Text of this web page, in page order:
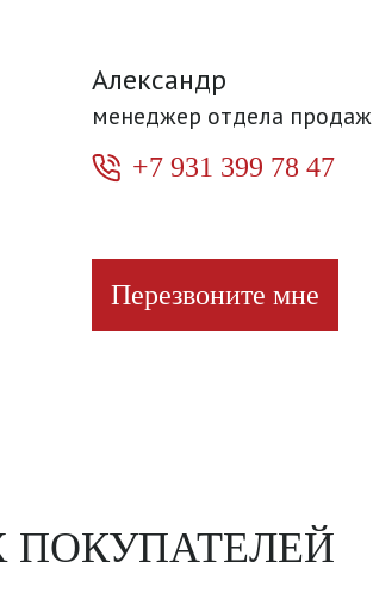
Александр
менеджер отдела продаж
+7 931 399 78 47
Перезвоните мне